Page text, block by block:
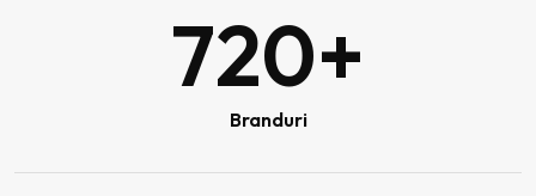
720+
Branduri